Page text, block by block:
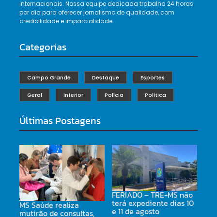
internacionais. Nossa equipe dedicada trabalha 24 horas
por dia para oferecer jornalismo de qualidade, com
credibilidade e imparcialidade.
Categorias
Campo Grande Destaque Esportes
Geral Interior Polícia Política
Últimas Postagens
MS Saúde realiza
mutirão de consultas,
FERIADO – TRE-MS não
terá expediente dias 10
e 11 de agosto